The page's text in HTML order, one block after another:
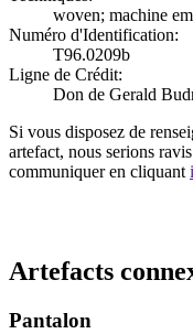
woven; machine
Numéro d'Identification:
T96.0209b
Ligne de Crédit:
Don de Gerald
Si vous disposez de
artefact, nous serions
communiquer en cliquant
Artefacts
Pantalon